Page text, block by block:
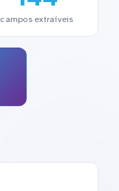
campos extraíveis